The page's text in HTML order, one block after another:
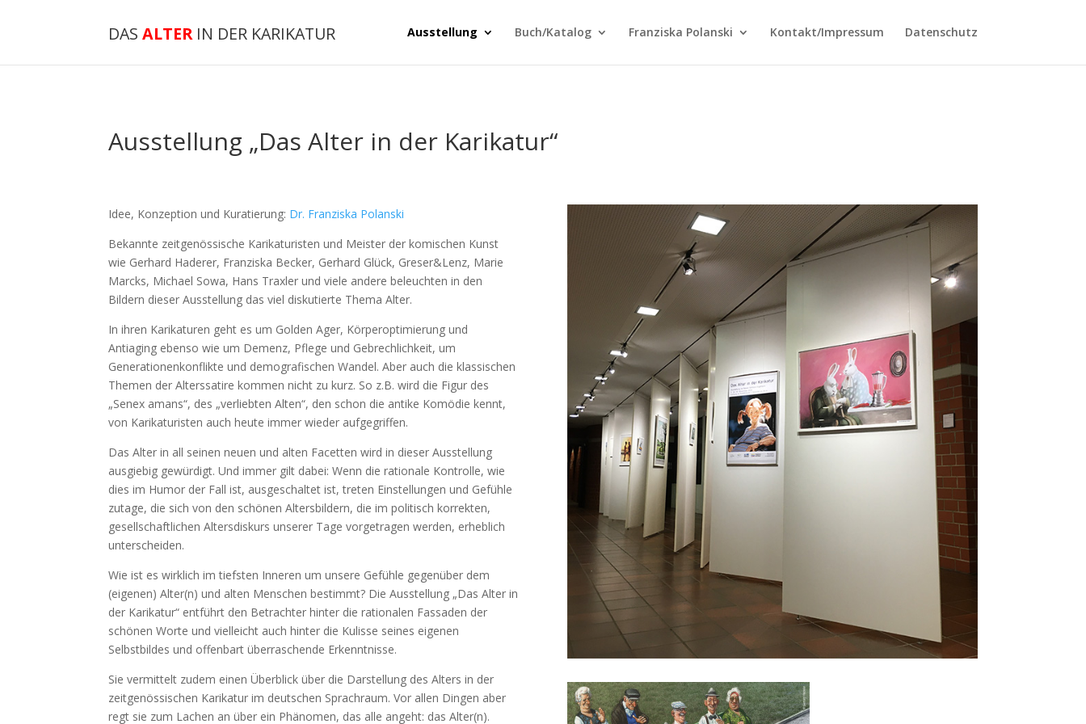
DASALTERIN DER KARIKATUR Ausstellung Buch/Katalog Franziska Polanski Kontakt/Impressum Datenschutz
Ausstellung „Das Alter in der Karikatur“
Idee, Konzeption und Kuratierung: Dr. Franziska Polanski
Bekannte zeitgenössische Karikaturisten und Meister der komischen Kunst
wie Gerhard Haderer, Franziska Becker, Gerhard Glück, Greser&Lenz, Marie
Marcks, Michael Sowa, Hans Traxler und viele andere beleuchten in den
Bildern dieser Ausstellung das viel diskutierte Thema Alter.
In ihren Karikaturen geht es um Golden Ager, Körperoptimierung und
Antiaging ebenso wie um Demenz, Pflege und Gebrechlichkeit, um
Generationenkonflikte und demografischen Wandel. Aber auch die klassischen
Themen der Alterssatire kommen nicht zu kurz. So z.B. wird die Figur des
„Senex amans“, des „verliebten Alten“, den schon die antike Komödie kennt,
von Karikaturisten auch heute immer wieder aufgegriffen.
Das Alter in all seinen neuen und alten Facetten wird in dieser Ausstellung
ausgiebig gewürdigt. Und immer gilt dabei: Wenn die rationale Kontrolle, wie
dies im Humor der Fall ist, ausgeschaltet ist, treten Einstellungen und Gefühle
zutage, die sich von den schönen Altersbildern, die im politisch korrekten,
gesellschaftlichen Altersdiskurs unserer Tage vorgetragen werden, erheblich
unterscheiden.
Wie ist es wirklich im tiefsten Inneren um unsere Gefühle gegenüber dem
(eigenen) Alter(n) und alten Menschen bestimmt? Die Ausstellung „Das Alter in
der Karikatur“ entführt den Betrachter hinter die rationalen Fassaden der
schönen Worte und vielleicht auch hinter die Kulisse seines eigenen
Selbstbildes und offenbart überraschende Erkenntnisse.
Sie vermittelt zudem einen Überblick über die Darstellung des Alters in der
zeitgenössischen Karikatur im deutschen Sprachraum. Vor allen Dingen aber
regt sie zum Lachen an über ein Phänomen, das alle angeht: das Alter(n).